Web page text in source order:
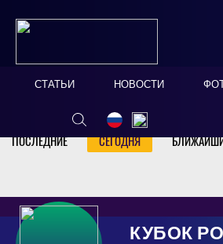
СТАТЬИ НОВОСТИ
ПОСЛЕДНИЕ СЕГОДНЯ
КУБОК